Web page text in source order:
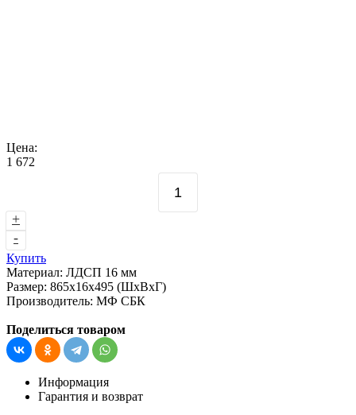
Цена:
1 672
+
-
Купить
Материал: ЛДСП 16 мм
Размер: 865х16х495 (ШхВхГ)
Производитель: МФ СБК
Поделиться товаром
Информация
Гарантия и возврат